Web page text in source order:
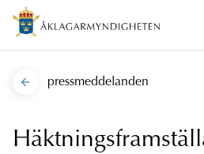
pressmeddelanden